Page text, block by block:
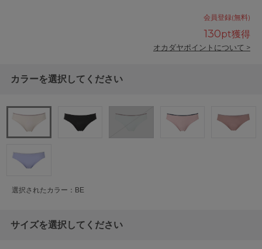
会員登録(無料)
130pt獲得
オカダヤポイントについて >
カラーを選択してください
選択されたカラー：BE
サイズを選択してください